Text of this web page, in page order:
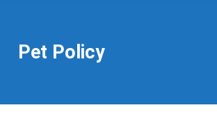
Pet Policy